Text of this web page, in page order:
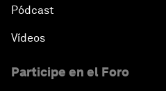
Pódcast
Vídeos
Participe en el Foro